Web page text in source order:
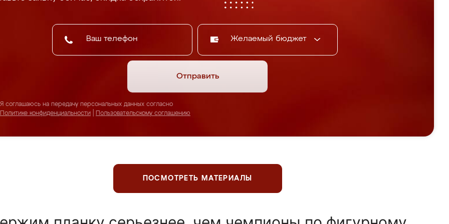
Желаемый бюджет
Отправить
Я соглашаюсь на передачу персональных данных согласно
Политике конфиденциальности
Пользовательскому соглашению
ПОСМОТРЕТЬ МАТЕРИАЛЫ